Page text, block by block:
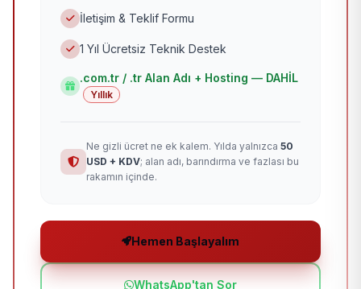
İletişim & Teklif Formu
1 Yıl Ücretsiz Teknik Destek
.com.tr / .tr Alan Adı + Hosting — DAHİL
Yıllık
Ne gizli ücret ne ek kalem. Yılda yalnızca 50
USD + KDV; alan adı, barındırma ve fazlası bu
rakamın içinde.
Hemen Başlayalım
WhatsApp'tan Sor